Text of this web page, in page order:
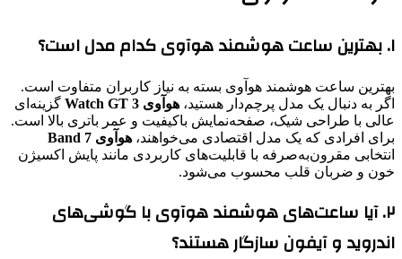
۱. بهترین ساعت هوشمند هوآوی کدام مدل است؟
بهترین ساعت هوشمند هوآوی بسته به نیاز کاربران متفاوت است.
اگر به دنبال یک مدل پرچم‌دار هستید، هوآوی Watch GT 3
گزینه‌ای
عالی با طراحی شیک، صفحه‌نمایش باکیفیت و عمر باتری بالا است.
برای افرادی که یک مدل اقتصادی می‌خواهند، هوآوی Band 7
انتخابی مقرون‌به‌صرفه با قابلیت‌های کاربردی مانند پایش اکسیژن
خون و ضربان قلب محسوب می‌شود.
۲. آیا ساعت‌های هوشمند هوآوی با گوشی‌های
اندروید و آیفون سازگار هستند؟